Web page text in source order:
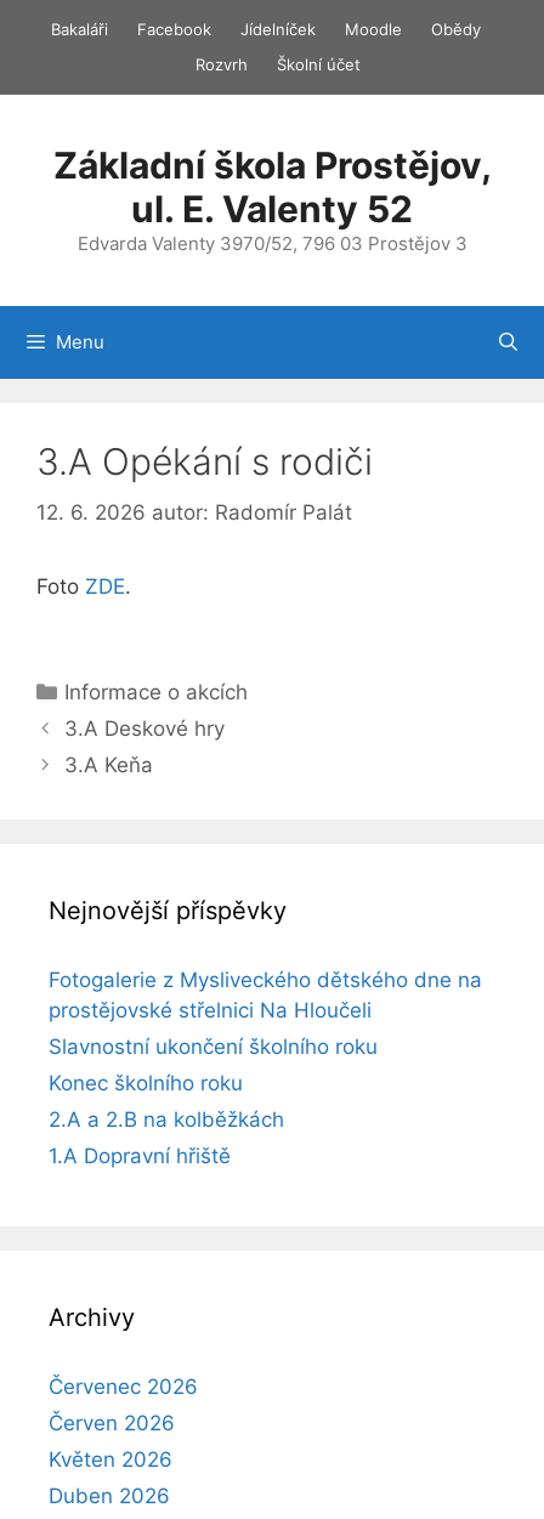
Bakaláři Facebook Jídelníček Moodle
Obědy
Rozvrh
Školní účet
Základní škola Prostějov,
ul. E. Valenty 52
Edvarda Valenty 3970/52, 796 03 Prostějov 3
Menu
3.A Opékání s rodiči
12. 6. 2026 autor: Radomír Palát
Foto ZDE.
Rubriky
Informace o akcích
3.A Deskové hry
3.A Keňa
Nejnovější příspěvky
Fotogalerie z Mysliveckého dětského dne na
prostějovské střelnici Na Hloučeli
Slavnostní ukončení školního roku
Konec školního roku
2.A a 2.B na kolběžkách
1.A Dopravní hřiště
Archivy
Červenec 2026
Červen 2026
Květen 2026
Duben 2026